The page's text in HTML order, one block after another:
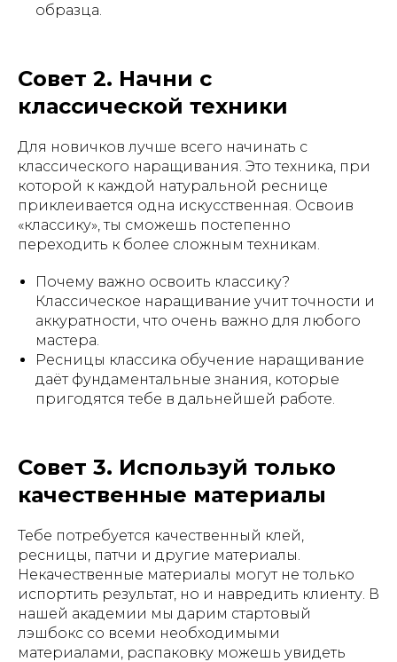
образца.
Совет 2. Начни с
классической техники
Для новичков лучше всего начинать с
классического наращивания. Это техника, при
которой к каждой натуральной реснице
приклеивается одна искусственная. Освоив
«классику», ты сможешь постепенно
переходить к более сложным техникам.
Почему важно освоить классику?
Классическое наращивание учит точности и
аккуратности, что очень важно для любого
мастера.
Ресницы классика обучение наращивание
даёт фундаментальные знания, которые
пригодятся тебе в дальнейшей работе.
Совет 3. Используй только
качественные материалы
Тебе потребуется качественный клей,
ресницы, патчи и другие материалы.
Некачественные материалы могут не только
испортить результат, но и навредить клиенту. В
нашей академии мы дарим стартовый
лэшбокс со всеми необходимыми
материалами, распаковку можешь увидеть